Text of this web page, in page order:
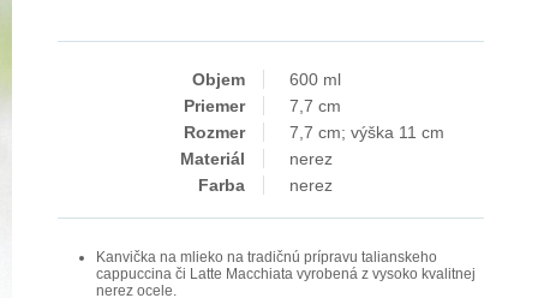
Objem
600 ml
Priemer
7,7 cm
Rozmer
7,7 cm; výška 11 cm
Materiál
nerez
Farba
nerez
Kanvička na mlieko na tradičnú prípravu talianskeho
cappuccina či Latte Macchiata vyrobená z vysoko kvalitnej
nerez ocele.